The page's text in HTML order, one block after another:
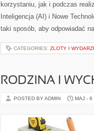
korzystaniu, jak i podczas
Inteligencja (AI) i Nowe
taki sposób, aby odpowiadać
CATEGORIES: ZLOTY I
RODZINA I
POSTED BY ADMIN MAJ - 6